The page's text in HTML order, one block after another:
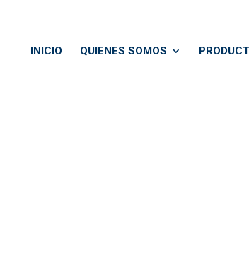
INICIO QUIENES SOMOS